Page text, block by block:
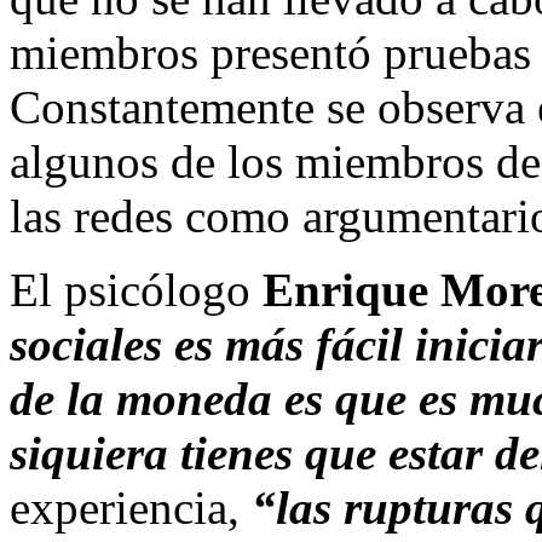
miembros presentó
Constantemente se
algunos de los miembros
las redes como
El psicólogo Enrique
sociales es más fácil
de la moneda es que es
siquiera tienes que estar
experiencia, “las rupturas